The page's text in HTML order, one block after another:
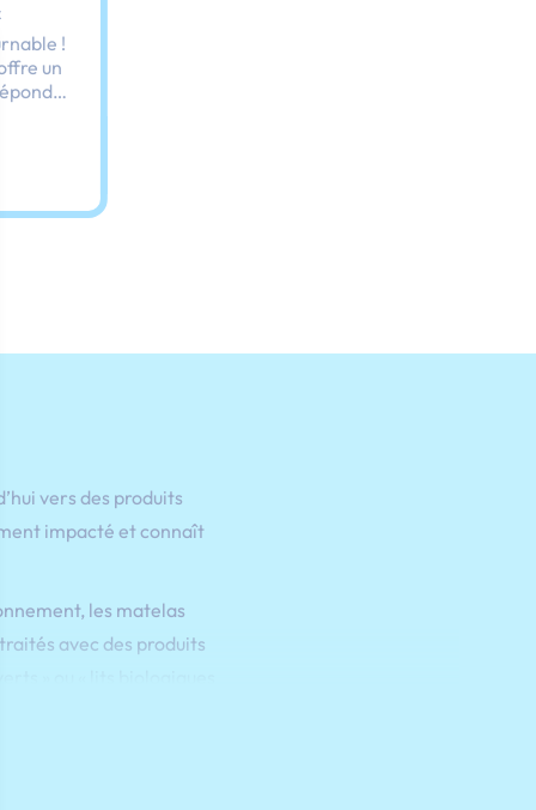
!
un
les
vers des produits
impacté et connaît
les matelas
avec des produits
» ou « lits biologiques
nous concevons des